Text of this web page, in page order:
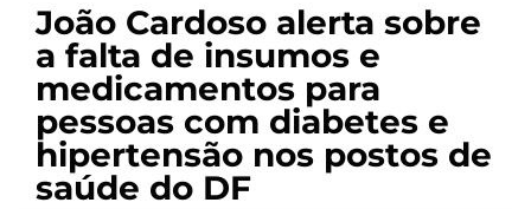
João Cardoso alerta sobre
a falta de insumos e
medicamentos para
pessoas com diabetes e
hipertensão nos postos de
saúde do DF